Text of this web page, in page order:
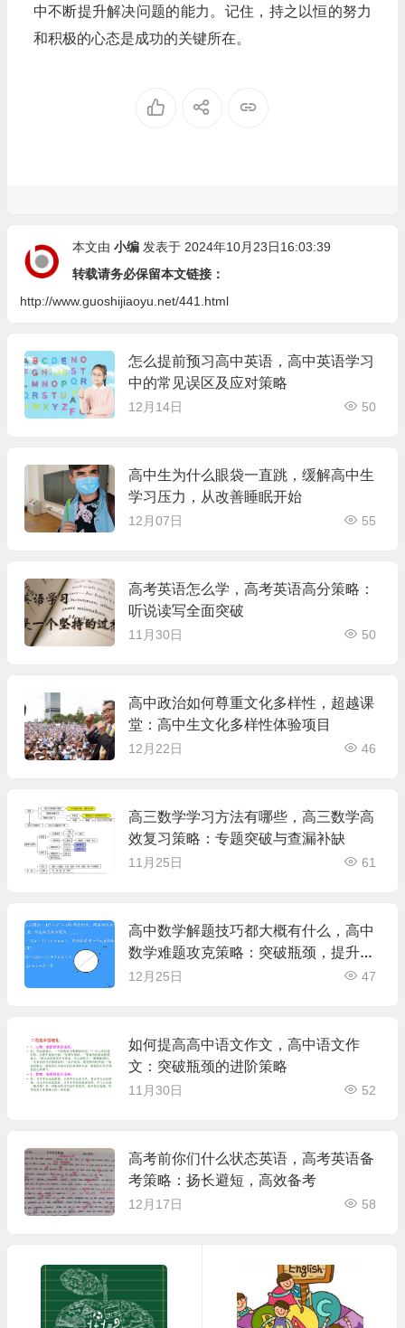
中不断提升解决问题的能力。记住，持之以恒的努力
和积极的心态是成功的关键所在。
本文由 小编发表于 2024年10月23日16:03:39
转载请务必保留本文链接：
http://www.guoshijiaoyu.net/441.html
怎么提前预习高中英语，高中英语学习
中的常见误区及应对策略
12月14日 50
高中生为什么眼袋一直跳，缓解高中生
学习压力，从改善睡眠开始
12月07日 55
高考英语怎么学，高考英语高分策略：
听说读写全面突破
11月30日 50
高中政治如何尊重文化多样性，超越课
堂：高中生文化多样性体验项目
12月22日 46
高三数学学习方法有哪些，高三数学高
效复习策略：专题突破与查漏补缺
11月25日 61
高中数学解题技巧都大概有什么，高中
数学难题攻克策略：突破瓶颈，提升解
题能力
12月25日 47
如何提高高中语文作文，高中语文作
文：突破瓶颈的进阶策略
11月30日 52
高考前你们什么状态英语，高考英语备
考策略：扬长避短，高效备考
12月17日 58